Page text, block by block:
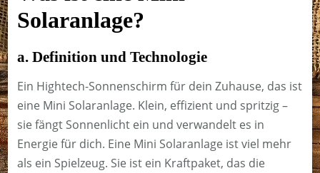
Solaranlage?
a. Definition und Technologie
Ein Hightech-Sonnenschirm für dein Zuhause, das ist
eine Mini Solaranlage. Klein, effizient und spritzig –
sie fängt Sonnenlicht ein und verwandelt es in
Energie für dich. Eine Mini Solaranlage ist viel mehr
als ein Spielzeug. Sie ist ein Kraftpaket, das die